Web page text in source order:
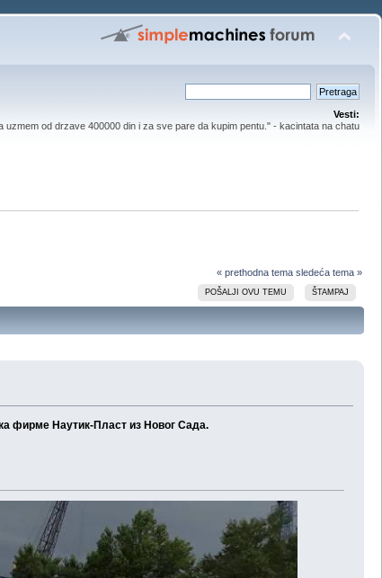
Vesti:
od drzave 400000 din i za sve pare da kupim pentu." - kacintata na chatu
« prethodna tema sledeća tema »
POŠALJI OVU TEMU ŠTAMPAJ
фирме Наутик-Пласт из Новог Сада.